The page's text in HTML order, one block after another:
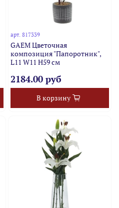
арт. 817339
GAEM Цветочная
композиция "Папоротник",
L11 W11 H59 см
2184.00 руб
В корзину